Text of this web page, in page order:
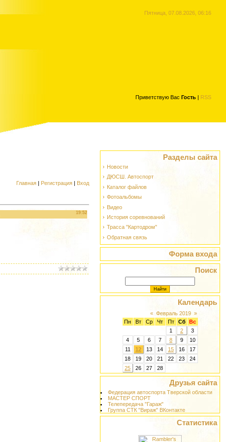
Пятница, 07.08.2026, 06:16
Приветствую Вас Гость | RSS
Главная | Регистрация | Вход
19:52
Разделы сайта
Новости
ДЮСШ. Автоспорт
Каталог файлов
Фотоальбомы
Видео
История соревнований
Трасса "Картодром"
Обратная связь
Форма входа
Поиск
Календарь
« Февраль 2019 »
Пн
Вт Ср Чт Пт Сб
Вс
1
2
3
4
5 6 7 8 9
10
11
12 13 14 15 16
17
18
19 20 21 22 23
24
25
26 27 28
Друзья сайта
Федерация автоспорта Тверской области
МАСТЕР СПОРТ
Телепередача "Гараж"
Группа СТК "Вираж" ВКонтакте
Статистика